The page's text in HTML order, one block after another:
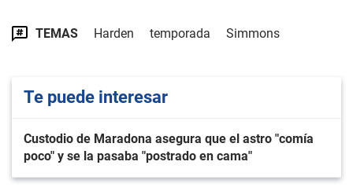
TEMAS Harden temporada Simmons
Te puede interesar
Custodio de Maradona asegura que el astro "comía
poco" y se la pasaba "postrado en cama"